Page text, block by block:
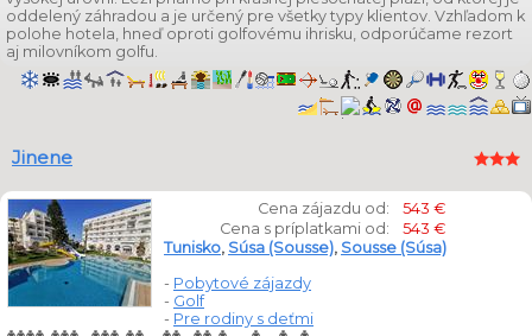
oddelený záhradou a je určený pre všetky typy klientov. Vzhľadom k
polohe hotela, hneď oproti golfovému ihrisku, odporúčame rezort
aj milovníkom golfu.
Jinene
Cena zájazdu od:
543 €
Cena s príplatkami od:
543 €
Tunisko, Súsa (Sousse), Sousse (Súsa)
- Pobytové zájazdy
- Golf
- Pre rodiny s deťmi